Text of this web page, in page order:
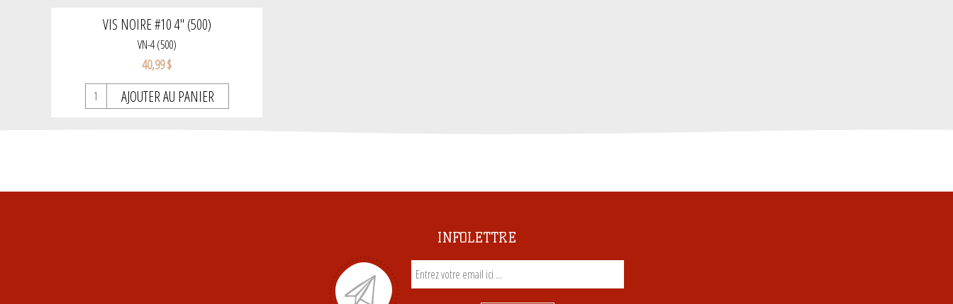
VIS NOIRE #10 4'' (500)
VN-4 (500)
40,99 $
AJOUTER AU PANIER
INFOLETTRE